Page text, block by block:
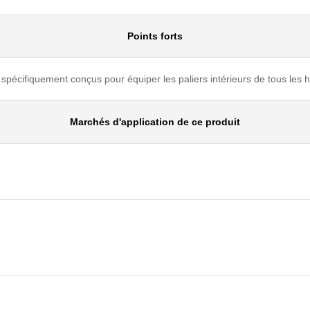
Points forts
conçus pour équiper les paliers intérieurs de tous les
Marchés d'application de ce produit